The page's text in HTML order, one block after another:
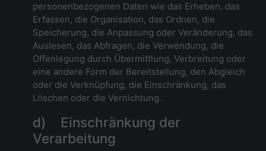
personenbezogenen Daten wie das Erheben, das
Erfassen, die Organisation, das Ordnen, die
Speicherung, die Anpassung oder Veränderung, das
Auslesen, das Abfragen, die Verwendung, die
Offenlegung durch Übermittlung, Verbreitung oder
eine andere Form der Bereitstellung, den Abgleich
oder die Verknüpfung, die Einschränkung, das
Löschen oder die Vernichtung.
d) Einschränkung der
Verarbeitung